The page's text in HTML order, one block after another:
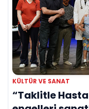
KÜLTÜR VE SANAT
“Taklitle Hasta